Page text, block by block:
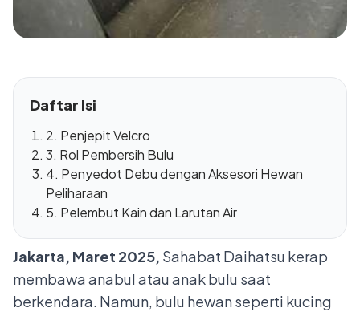
Daftar Isi
2. Penjepit Velcro
3. Rol Pembersih Bulu
4. Penyedot Debu dengan Aksesori Hewan
Peliharaan
5. Pelembut Kain dan Larutan Air
Jakarta, Maret 2025, Sahabat Daihatsu kerap
membawa anabul atau anak bulu saat
berkendara. Namun, bulu hewan seperti kucing